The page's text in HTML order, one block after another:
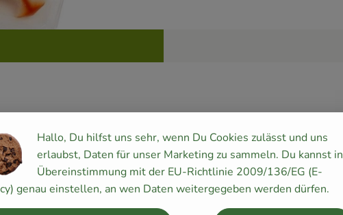
Rezepte
Hallo, Du hilfst uns sehr, wenn Du Cookies zulässt und uns
erlaubst, Daten für unser Marketing zu sammeln. Du kannst in
Übereinstimmung mit der EU-Richtlinie 2009/136/EG (E-
genau einstellen, an wen Daten weitergegeben werden dürfen.